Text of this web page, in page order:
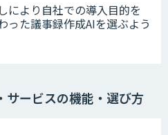
により自社での導入目的を
った議事録作成AIを選ぶよう
サービスの機能・選び方